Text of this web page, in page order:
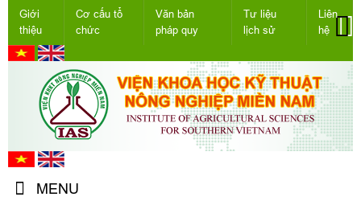
Giới
thiệu
Cơ cấu tổ
chức
Văn bản
pháp quy
Tư liệu
lịch sử
Liên
hệ
MENU